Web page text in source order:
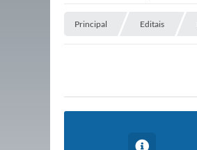
Principal Editais